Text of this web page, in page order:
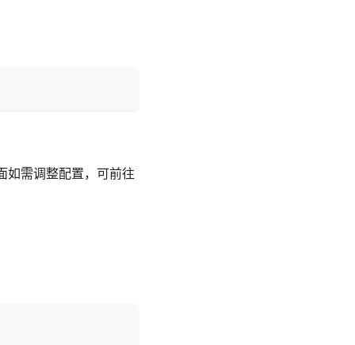
如需调整配置，可前往